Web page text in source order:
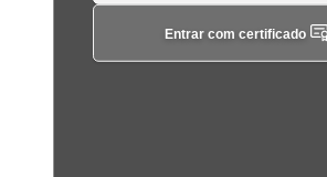
Entrar com certificado